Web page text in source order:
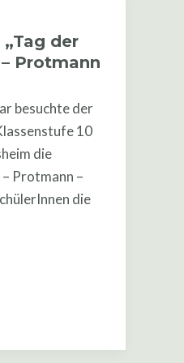
der
Protmann
besuchte der
10
die
Protmann –
die